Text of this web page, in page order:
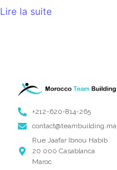
Lire la suite
+212-620-814-265
contact@teambuilding.ma
Rue Jaafar Ibnou Habib
20 000 Casablanca
Maroc